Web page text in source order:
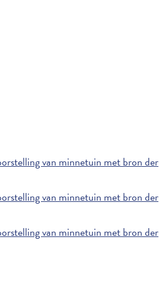
van minnetuin met bron der
van minnetuin met bron der
van minnetuin met bron der